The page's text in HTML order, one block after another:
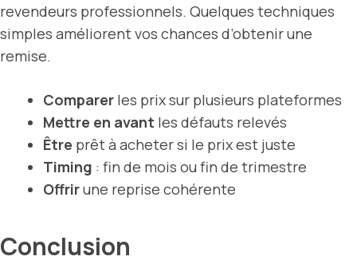
revendeurs professionnels. Quelques techniques
simples améliorent vos chances d’obtenir une
remise.
Comparer les prix sur plusieurs plateformes
Mettre en avant les défauts relevés
Être prêt à acheter si le prix est juste
Timing : fin de mois ou fin de trimestre
Offrirune reprise cohérente
Conclusion